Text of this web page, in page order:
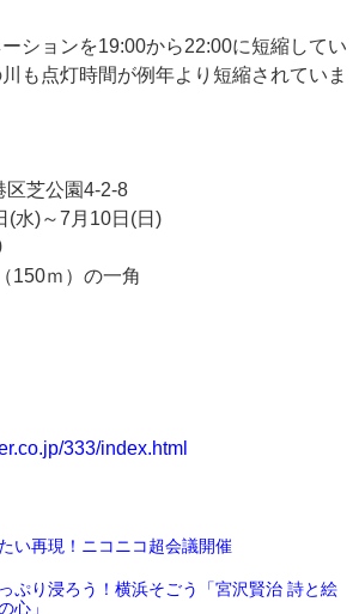
ションを19:00から22:00に短縮してい
も点灯時間が例年より短縮されていま
芝公園4‐2‐8
水)～7月10日(日)
ｍ）の一角
333/index.html
い再現！ニコニコ超会議開催
ぷり浸ろう！横浜そごう「宮沢賢治 詩と絵
心」